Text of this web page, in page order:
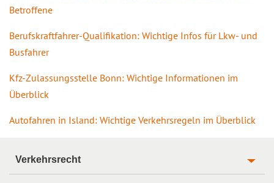
Betroffene
Berufskraftfahrer-Qualifikation: Wichtige Infos für Lkw- und
Busfahrer
Kfz-Zulassungsstelle Bonn: Wichtige Informationen im
Überblick
Autofahren in Island: Wichtige Verkehrsregeln im Überblick
Verkehrsrecht